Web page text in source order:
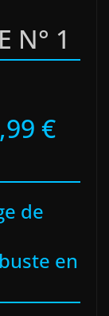
N° 1
€
de
en